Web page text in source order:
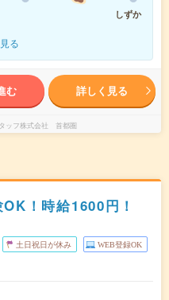
しずか
る
む 詳しく見る
ッフ株式会社 首都圏
！時給1600円！
土日祝日が休み WEB登録OK